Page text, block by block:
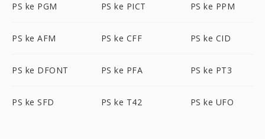
PS ke PGM PS ke PICT PS ke PPM
PS ke AFM PS ke CFF PS ke CID
PS ke DFONT PS ke PFA PS ke PT3
PS ke SFD PS ke T42 PS ke UFO